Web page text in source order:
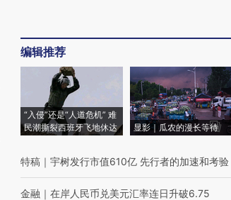
编辑推荐
“入侵”还是“人道危机” 难
民潮撕裂西班牙飞地休达
显影｜瓜农的漫长等待
特稿 ｜ 宇树发行市值610亿 先行者的加速和考验
金融 ｜ 在岸人民币兑美元汇率连日升破6.75